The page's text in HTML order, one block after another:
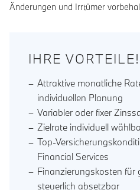
Änderungen und Irrtümer
IHRE VORTEILE!
Attraktive monatliche
individuellen Planung
Variabler oder fixer
Zielrate individuell
Top-
Financial Services
Finanzierungskosten für
steuerlich absetzbar